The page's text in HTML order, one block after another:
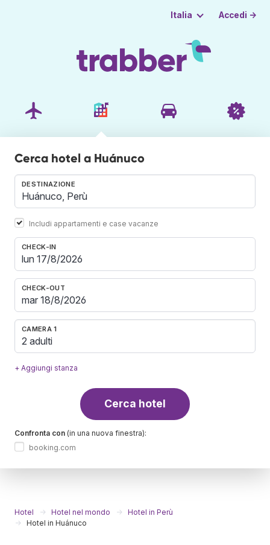
Italia Accedi →
Cerca hotel a Huánuco
DESTINAZIONE
Includi appartamenti e case vacanze
CHECK-IN
CHECK-OUT
CAMERA 1
2 adulti
+ Aggiungi stanza
Cerca hotel
Confronta con (in una nuova finestra):
booking.com
Hotel Hotel nel mondo
Hotel in Perù
Hotel in Huánuco